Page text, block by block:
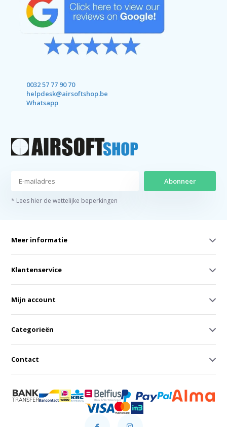
0032 57 77 90 70
helpdesk@airsoftshop.be
Whatsapp
Abonneer
* Lees hier de wettelijke beperkingen
Meer informatie
Klantenservice
Mijn account
Categorieën
Contact